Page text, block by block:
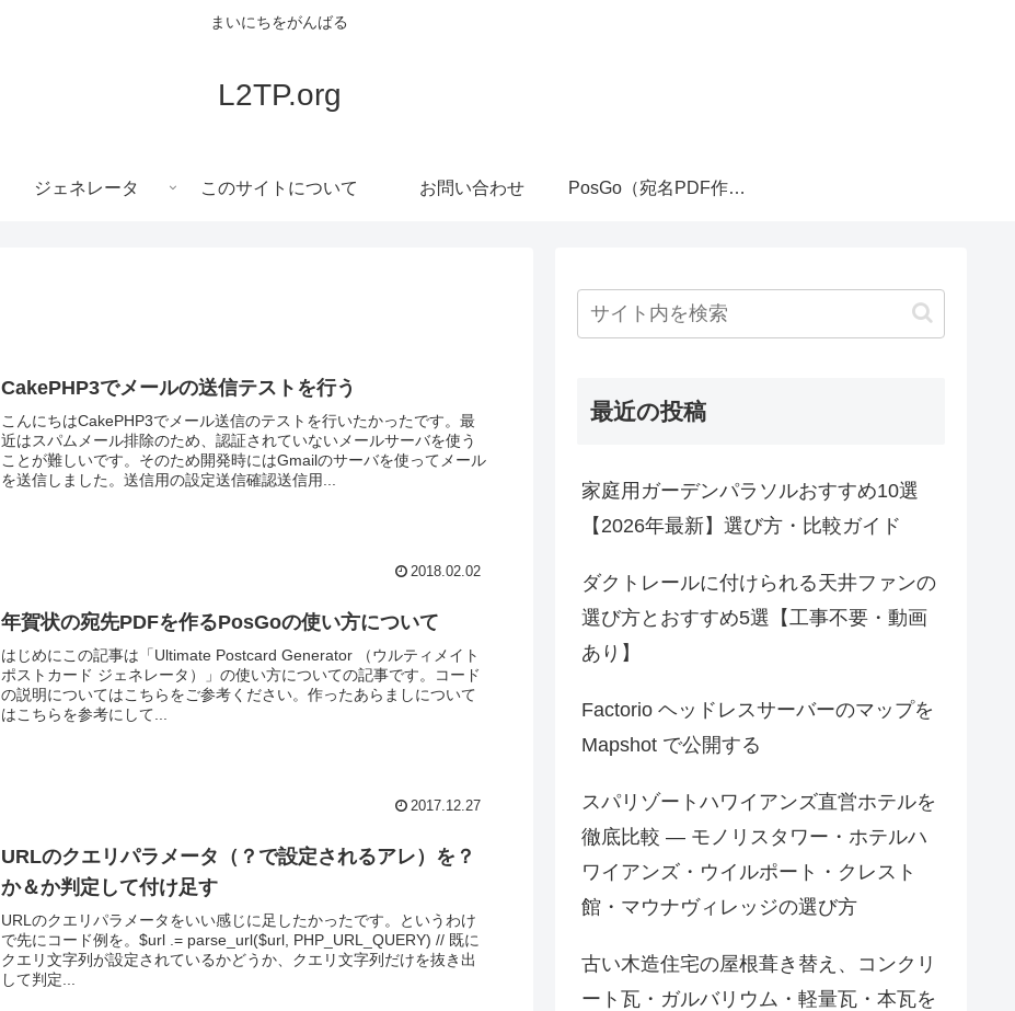
まいにちをがんばる
L2TP.org
ジェネレータ このサイトについて お問い合わせ PosGo（宛名PDF作成ツール）
CakePHP3でメールの送信テストを行う
こんにちはCakePHP3でメール送信のテストを行いたかったです。最
近はスパムメール排除のため、認証されていないメールサーバを使う
ことが難しいです。そのため開発時にはGmailのサーバを使ってメール
を送信しました。送信用の設定送信確認送信用...
2018.02.02
年賀状の宛先PDFを作るPosGoの使い方について
はじめにこの記事は「Ultimate Postcard Generator （ウルティメイト
ポストカード ジェネレータ）」の使い方についての記事です。コード
の説明についてはこちらをご参考ください。作ったあらましについて
はこちらを参考にして...
2017.12.27
URLのクエリパラメータ（？で設定されるアレ）を？
か＆か判定して付け足す
URLのクエリパラメータをいい感じに足したかったです。というわけ
で先にコード例を。$url .= parse_url($url, PHP_URL_QUERY) // 既に
クエリ文字列が設定されているかどうか、クエリ文字列だけを抜き出
して判定...
最近の投稿
家庭用ガーデンパラソルおすすめ10選
【2026年最新】選び方・比較ガイド
ダクトレールに付けられる天井ファンの
選び方とおすすめ5選【工事不要・動画
あり】
Factorio ヘッドレスサーバーのマップを
Mapshot で公開する
スパリゾートハワイアンズ直営ホテルを
徹底比較 — モノリスタワー・ホテルハ
ワイアンズ・ウイルポート・クレスト
館・マウナヴィレッジの選び方
古い木造住宅の屋根葺き替え、コンクリ
ート瓦・ガルバリウム・軽量瓦・本瓦を